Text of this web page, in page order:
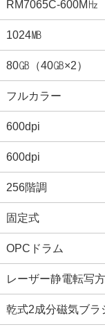
RM7065C-600M㎐
1024㎆
80㎇（40㎇×2）
フルカラー
600dpi
600dpi
256階調
固定式
OPCドラム
レーザー静電転写
乾式2成分磁気ブラ